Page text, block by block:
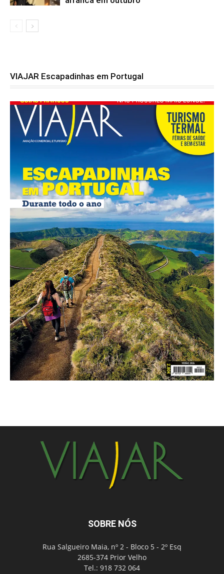
VIAJAR Escapadinhas em Portugal
SOBRE NÓS
Rua Salgueiro Maia, nº 2 - Bloco 5 - 2º Esq
2685-374 Prior Velho
Tel.: 918 732 064